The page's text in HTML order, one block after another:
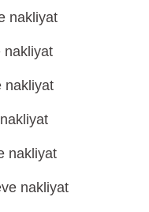
nakliyat
nakliyat
nakliyat
nakliyat
nakliyat